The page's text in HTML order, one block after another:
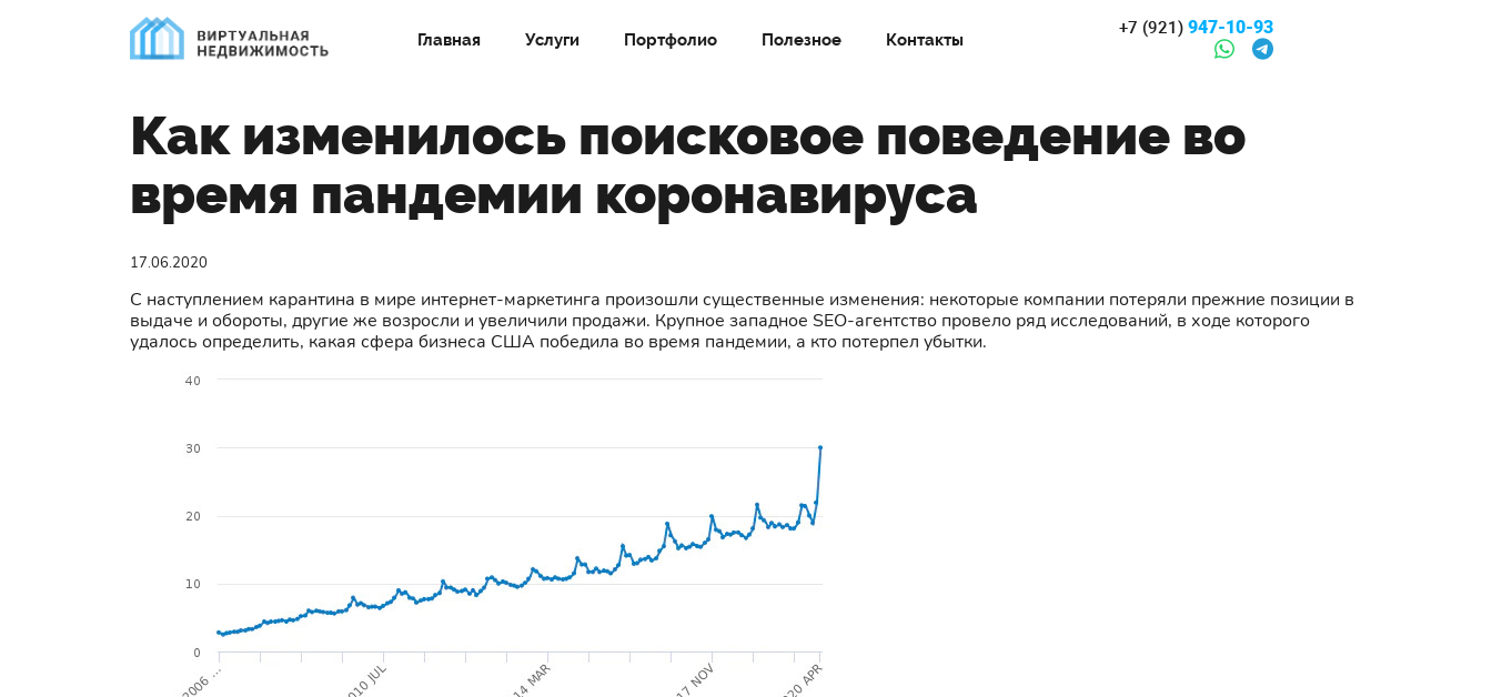
Главная Услуги Портфолио Полезное Контакты
+7 (921) 947-10-93
Как изменилось поисковое поведение во
время пандемии коронавируса
17.06.2020
С наступлением карантина в мире интернет-маркетинга произошли существенные изменения: некоторые компании потеряли прежние позиции в
выдаче и обороты, другие же возросли и увеличили продажи. Крупное западное SEO-агентство провело ряд исследований, в ходе которого
удалось определить, какая сфера бизнеса США победила во время пандемии, а кто потерпел убытки.